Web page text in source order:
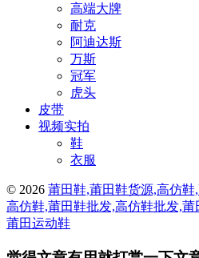
高端大牌
耐克
阿迪达斯
万斯
冠军
虎头
皮带
视频实拍
鞋
衣服
© 2026 莆田鞋,莆田鞋货源,高仿
高仿鞋,莆田鞋批发,高仿鞋批发,
莆田运动鞋